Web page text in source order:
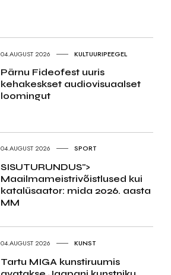
04.AUGUST 2026 KULTUURIPEEGEL
Pärnu Fideofest uuris
kehakeskset audiovisuaalset
loomingut
04.AUGUST 2026 SPORT
SISUTURUNDUS">
Maailmameistrivõistlused kui
katalüsaator: mida 2026. aasta
MM
04.AUGUST 2026 KUNST
Tartu MIGA kunstiruumis